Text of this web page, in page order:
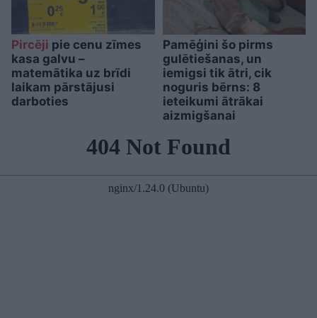
Pircēji pie cenu zīmes
kasa galvu –
matemātika uz brīdi
laikam pārstājusi
darboties
Pamēģini šo pirms
gulētiešanas, un
iemigsi tik ātri, cik
noguris bērns: 8
ieteikumi ātrākai
aizmigšanai